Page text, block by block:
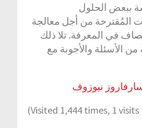
ببعض الحلول
المُقترحة من أجل معالجة
في المعرفة. تلا ذلك
الأسئلة والأجوبة مع
نيوزوف
(Visited 1,444 times, 1